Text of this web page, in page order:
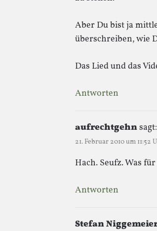
Aber Du bist ja
überschreiben, wie
Das Lied und das
Antworten
aufrechtgehnsagt:
21. Februar 2010 um 11:52
Hach. Seufz. Was
Antworten
Stefan